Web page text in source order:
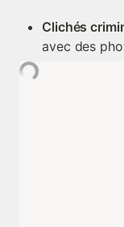
Clichés
avec des